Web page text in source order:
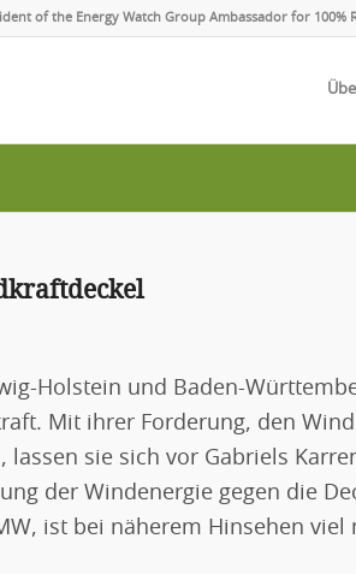
of the Energy Watch Group Ambassador for
Holstein und Baden-
Mit ihrer Forderung, den
lassen sie sich vor Gabriels
der Windenergie gegen die
ist bei näherem Hinsehen viel